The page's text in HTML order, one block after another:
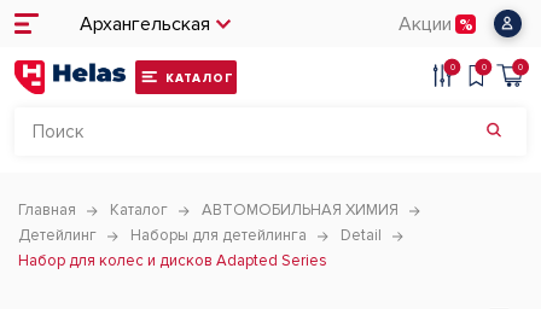
Архангельская Акции
КАТАЛОГ
0 0 0
Главная Каталог
АВТОМОБИЛЬНАЯ ХИМИЯ
Детейлинг
Наборы для детейлинга
Detail
Набор для колес и дисков Adapted Series